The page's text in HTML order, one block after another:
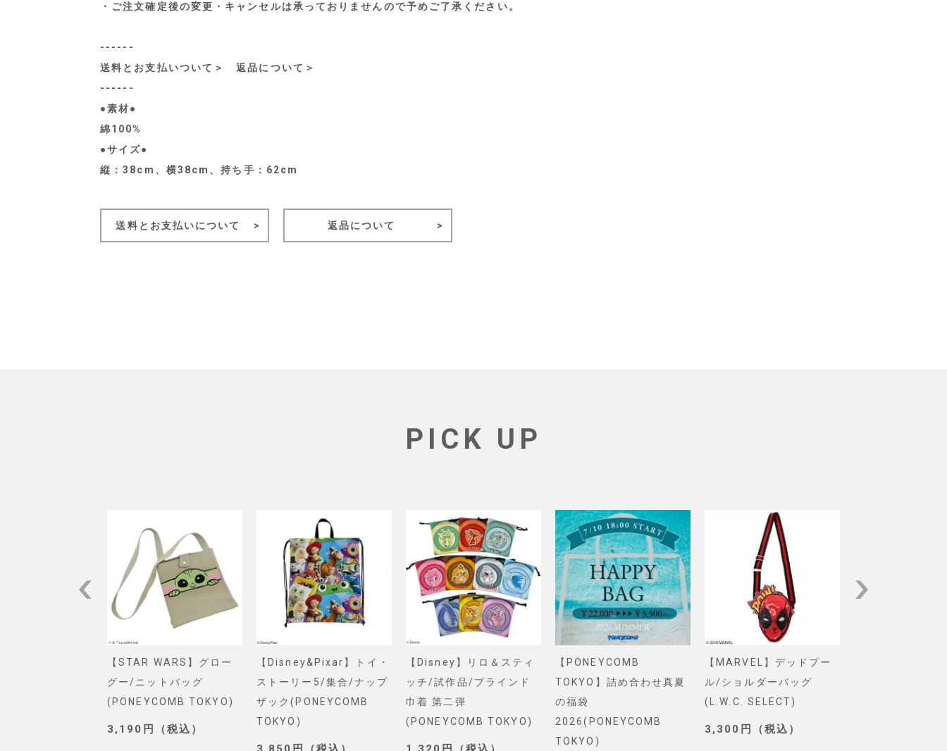
・ご注文確定後の変更・キャンセルは承っておりませんので予めご了承ください。
------
送料とお支払いついて ＞返品について ＞
------
●素材●
綿100%
●サイズ●
縦：38cm、横38cm、持ち手：62cm
送料とお支払いについて 返品について
PICK UP
【STAR WARS】グロー
グー/ニットバッグ
(PONEYCOMB TOKYO)
3,190円（税込）
【Disney&Pixar】トイ・
ストーリー5/集合/ナップ
ザック(PONEYCOMB
TOKYO)
【Disney】リロ＆スティ
ッチ/試作品/ブラインド
巾着 第二弾
(PONEYCOMB TOKYO)
【PONEYCOMB
TOKYO】詰め合わせ真夏
の福袋
2026(PONEYCOMB
TOKYO)
【MARVEL】デッドプー
ル/ショルダーバッグ
(L.W.C. SELECT)
3,300円（税込）